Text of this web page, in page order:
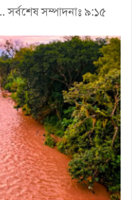
সর্বশেষ সম্পাদনাঃ ৯:১৫